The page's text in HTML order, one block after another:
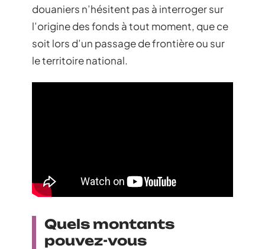
douaniers n’hésitent pas à interroger sur
l’origine des fonds à tout moment, que ce
soit lors d’un passage de frontière ou sur
le territoire national.
Quels montants
pouvez-vous